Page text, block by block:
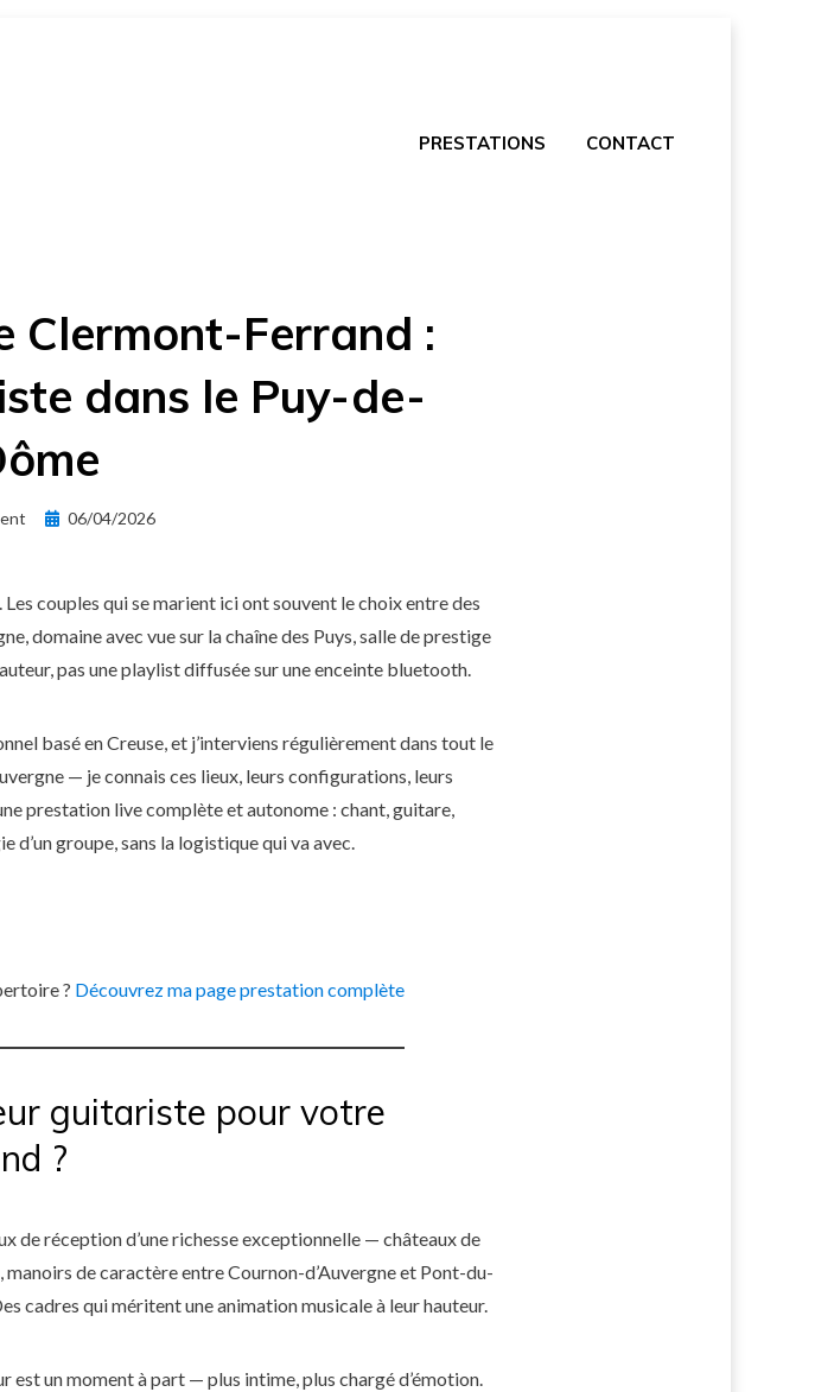
PRESTATIONS CONTACT
Clermont-Ferrand :
dans le Puy-de-
Posted
06/04/2026
couples qui se marient ici ont souvent le choix entre des
domaine avec vue sur la chaîne des Puys, salle de prestige
pas une playlist diffusée sur une enceinte bluetooth.
basé en Creuse, et j’interviens régulièrement dans tout le
— je connais ces lieux, leurs configurations, leurs
prestation live complète et autonome : chant, guitare,
d’un groupe, sans la logistique qui va avec.
? Découvrez ma page prestation complète
guitariste pour votre
?
de réception d’une richesse exceptionnelle — châteaux de
manoirs de caractère entre Cournon-d’Auvergne et Pont-du-
cadres qui méritent une animation musicale à leur hauteur.
est un moment à part — plus intime, plus chargé d’émotion.